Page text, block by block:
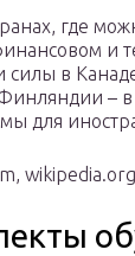
где
и
силы в
– в
для
wikipedia.org